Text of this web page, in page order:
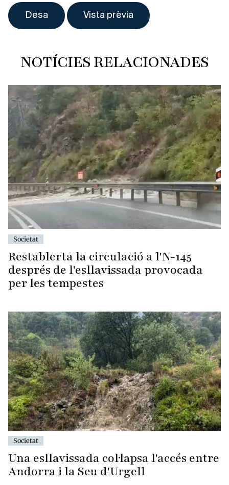
NOTÍCIES RELACIONADES
Societat
Restablerta la circulació a l'N-145
després de l'esllavissada provocada
per les tempestes
Societat
Una esllavissada col·lapsa l'accés entre
Andorra i la Seu d'Urgell